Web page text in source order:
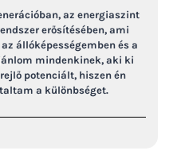
az energiaszint
erősítésében, ami
állóképességemben és a
mindenkinek, aki ki
potenciált, hiszen én
a különbséget.